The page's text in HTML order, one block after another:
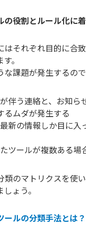
役割とルール化に
はそれぞれ目的に合
。
課題が発生するの
伴う連絡と、お知
るムダが発生する
新の情報しか目に
ツールが複数ある
類のマトリクスを使
ょう。
ールの分類手法とは